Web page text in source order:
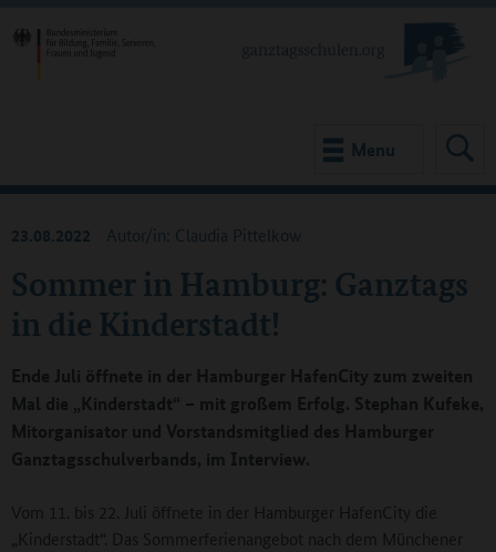
Menu
Sommer in Hamburg: Ganztags
in die Kinderstadt!
23.08.2022 Autor/in: Claudia Pittelkow
Ende Juli öffnete in der Hamburger HafenCity zum zweiten
Mal die „Kinderstadt“ – mit großem Erfolg. Stephan Kufeke,
Mitorganisator und Vorstandsmitglied des Hamburger
Ganztagsschulverbands, im Interview.
Vom 11. bis 22. Juli öffnete in der Hamburger HafenCity die
„Kinderstadt“. Das Sommerferienangebot nach dem Münchener